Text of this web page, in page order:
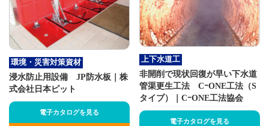
環境・災害対策資材
浸水防止用設備 JP防水板｜株
式会社日本ピット
電子カタログを見る
上下水道工
非開削で現状回復が早い下水道
管渠更生工法 CｰONE工法（S
タイプ）｜CｰONE工法協会
電子カタログを見る